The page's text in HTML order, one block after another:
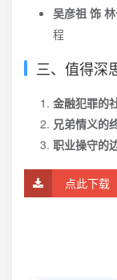
吴彦祖 饰
程
三、值得深
金融犯罪的
兄弟情义的
职业操守的
点此下载